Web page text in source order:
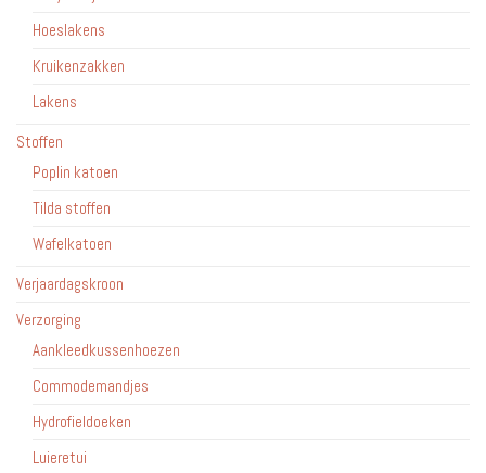
Hoeslakens
Kruikenzakken
Lakens
Stoffen
Poplin katoen
Tilda stoffen
Wafelkatoen
Verjaardagskroon
Verzorging
Aankleedkussenhoezen
Commodemandjes
Hydrofieldoeken
Luieretui